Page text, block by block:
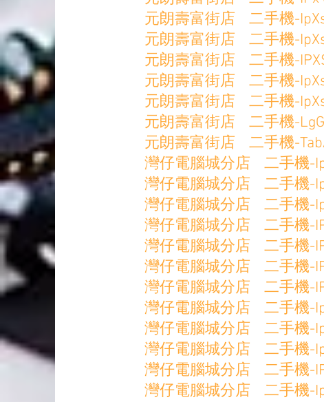
元朗壽富街店 二手機-
元朗壽富街店 二手機-
元朗壽富街店 二手機-
元朗壽富街店 二手機-
元朗壽富街店 二手機-
元朗壽富街店 二手機-
元朗壽富街店 二手機-
灣仔電腦城分店 二手機-
灣仔電腦城分店 二手機-
灣仔電腦城分店 二手機-
灣仔電腦城分店 二手機-
灣仔電腦城分店 二手機-
灣仔電腦城分店 二手機-
灣仔電腦城分店 二手機-
灣仔電腦城分店 二手機-
灣仔電腦城分店 二手機-
灣仔電腦城分店 二手機-
灣仔電腦城分店 二手機-
灣仔電腦城分店 二手機-